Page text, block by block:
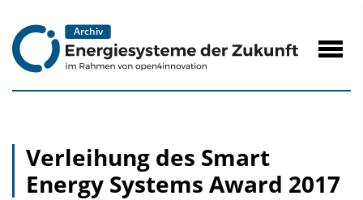
Inhalt
Verleihung des Smart
Energy Systems Award 2017